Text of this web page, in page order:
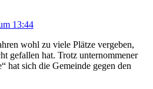
13:44
wohl zu viele Plätze vergeben,
gefallen hat. Trotz unternommener
hat sich die Gemeinde gegen den